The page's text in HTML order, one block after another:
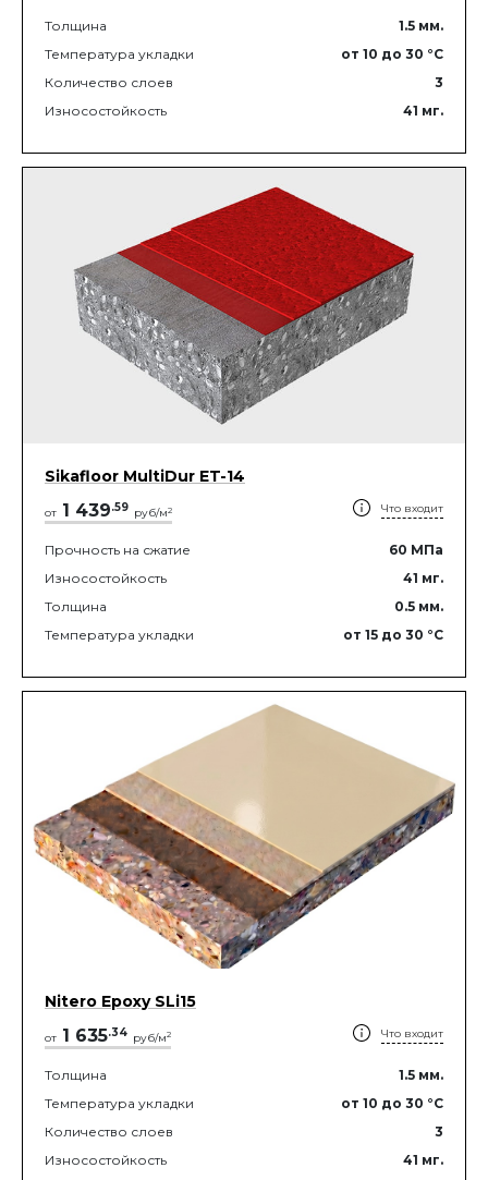
Толщина 1.5 мм.
Температура укладки
от 10 до 30 °C
Количество слоев
3
Износостойкость
41 мг.
Sikafloor MultiDur ET-14
от 1 439.59 руб/м2 Что входит
Прочность на сжатие 60 МПа
Износостойкость
41 мг.
Толщина
0.5 мм.
Температура укладки
от 15 до 30 °C
Nitero Epoxy SLi15
от 1 635.34 руб/м2 Что входит
Толщина 1.5 мм.
Температура укладки
от 10 до 30 °C
Количество слоев
3
Износостойкость
41 мг.